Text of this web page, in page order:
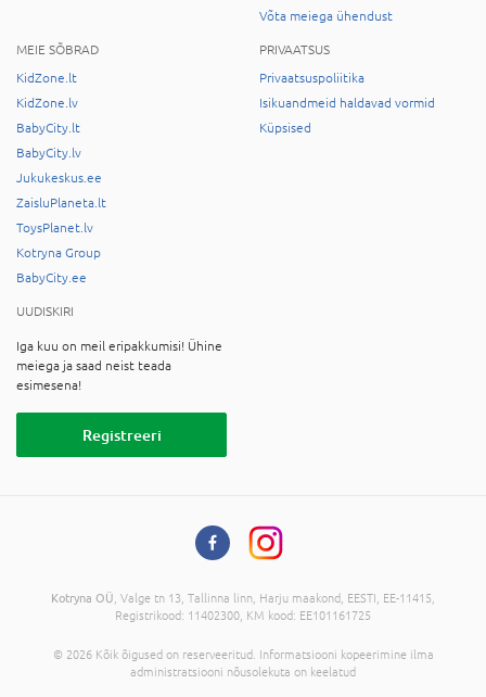
Võta meiega ühendust
MEIE SÕBRAD
KidZone.lt
KidZone.lv
BabyCity.lt
BabyCity.lv
Jukukeskus.ee
ZaisluPlaneta.lt
ToysPlanet.lv
Kotryna Group
BabyCity.ee
PRIVAATSUS
Privaatsuspoliitika
Isikuandmeid haldavad vormid
Küpsised
UUDISKIRI
Iga kuu on meil eripakkumisi! Ühine
meiega ja saad neist teada
esimesena!
Registreeri
Kotryna OÜ , Valge tn 13, Tallinna linn, Harju maakond, EESTI, EE-11415,
Registrikood: 11402300, KM kood: EE101161725
© 2026 Kõik õigused on reserveeritud. Informatsiooni kopeerimine ilma
administratsiooni nõusolekuta on keelatud